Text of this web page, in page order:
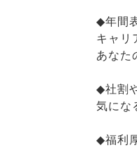
◆年間
キャリ
あなた
◆社割
気にな
◆福利